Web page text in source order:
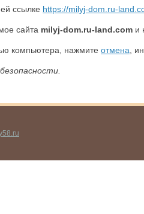
ссылке https://milyj-dom.ru-
сайта milyj-dom.ru-land.com и
компьютера, нажмите отмена ,